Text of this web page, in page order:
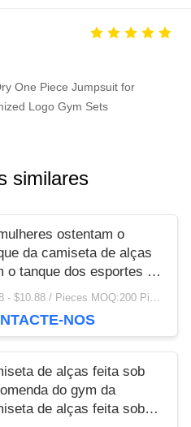
One Piece Jumpsuit for
Logo Gym Sets
similares
ostentam o
da camiseta de alças
o tanque dos esportes do
com sutiã
NOS
de alças feita sob
do gym da
de alças feita sob